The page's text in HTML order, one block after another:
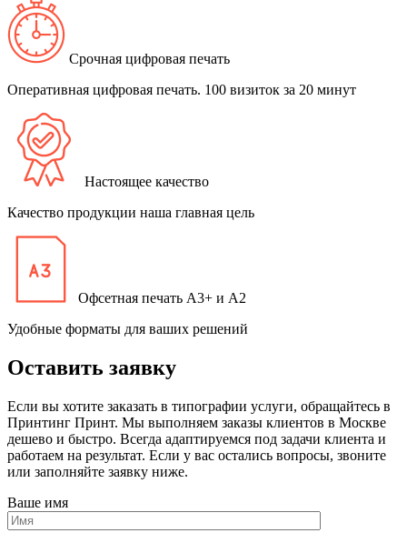
Срочная цифровая печать
Оперативная цифровая печать. 100 визиток за 20 минут
Настоящее качество
Качество продукции наша главная цель
Офсетная печать А3+ и А2
Удобные форматы для ваших решений
Оставить заявку
Если вы хотите заказать в типографии услуги, обращайтесь в
Принтинг Принт. Мы выполняем заказы клиентов в Москве
дешево и быстро. Всегда адаптируемся под задачи клиента и
работаем на результат. Если у вас остались вопросы, звоните
или заполняйте заявку ниже.
Ваше имя